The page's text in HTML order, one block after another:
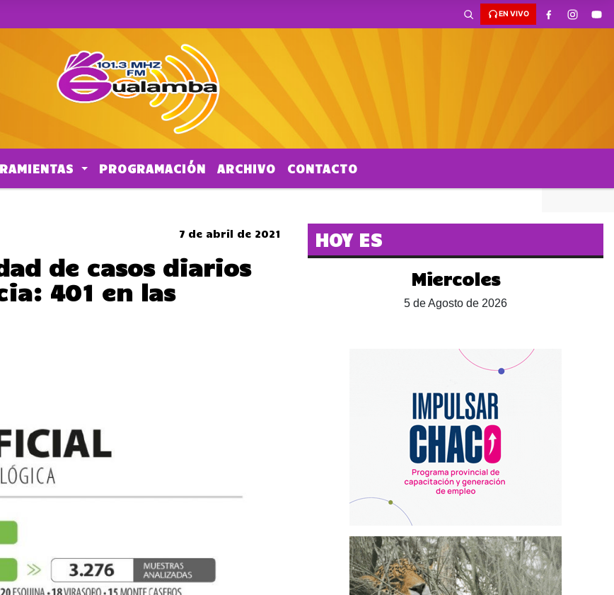
EN VIVO
PROGRAMACIÓN ARCHIVO CONTACTO
7 de abril de 2021
de casos diarios
401 en las
HOY ES
Miercoles
5 de Agosto de 2026